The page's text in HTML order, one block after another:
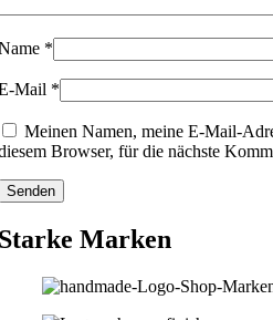
*
Mail *
Meinen Namen, meine E-Mail-
Browser, für die nächste
Marken